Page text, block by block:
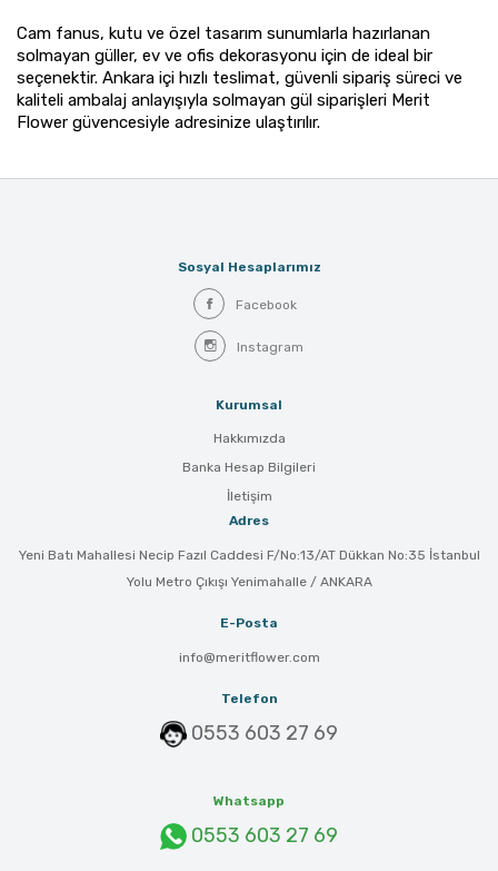
Cam fanus, kutu ve özel tasarım sunumlarla hazırlanan
solmayan güller, ev ve ofis dekorasyonu için de ideal bir
seçenektir. Ankara içi hızlı teslimat, güvenli sipariş süreci ve
kaliteli ambalaj anlayışıyla solmayan gül siparişleri Merit
Flower güvencesiyle adresinize ulaştırılır.
Sosyal Hesaplarımız
Facebook
Instagram
Kurumsal
Hakkımızda
Banka Hesap Bilgileri
İletişim
Adres
Yeni Batı Mahallesi Necip Fazıl Caddesi F/No:13/AT Dükkan No:35 İstanbul
Yolu Metro Çıkışı Yenimahalle / ANKARA
E-Posta
info@meritflower.com
Telefon
0553 603 27 69
Whatsapp
0553 603 27 69